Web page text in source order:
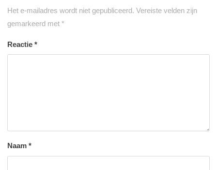
Het e-mailadres wordt niet gepubliceerd. Vereiste velden zijn
gemarkeerd met *
Reactie *
Naam *